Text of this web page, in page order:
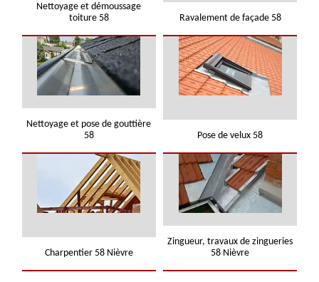
Nettoyage et démoussage
toiture 58
Ravalement de façade 58
Nettoyage et pose de gouttière
58
Pose de velux 58
Charpentier 58 Nièvre
Zingueur, travaux de zingueries
58 Nièvre